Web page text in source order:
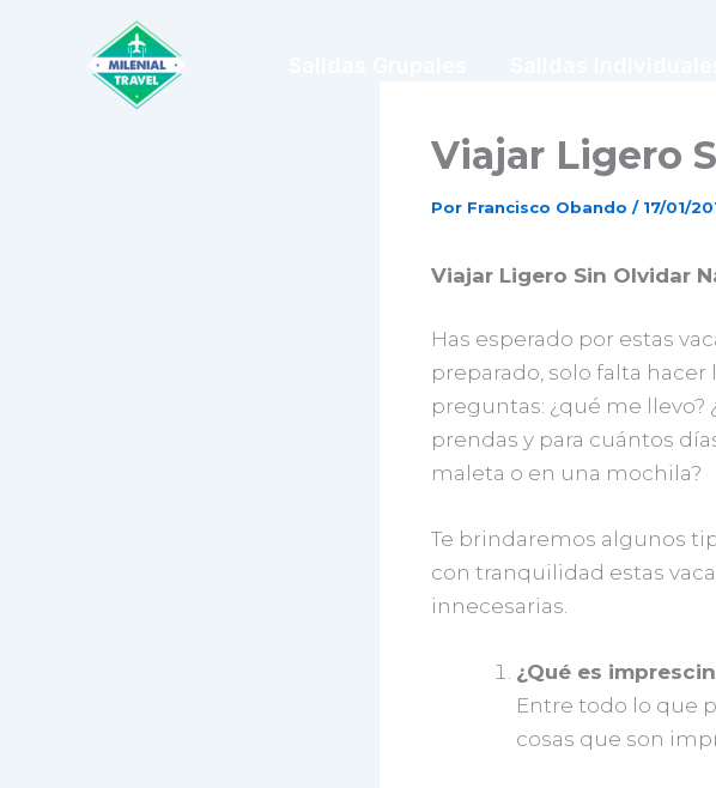
contenido
Viajar Ligero
Por Francisco Obando / 17/01/
Viajar Ligero Sin Olvidar
Has esperado por estas
preparado, solo falta
preguntas: ¿qué me llevo?
prendas y para cuántos
maleta o en una mochila?
Te brindaremos algunos
con tranquilidad estas
innecesarias.
¿Qué es
Entre todo lo que
cosas que son